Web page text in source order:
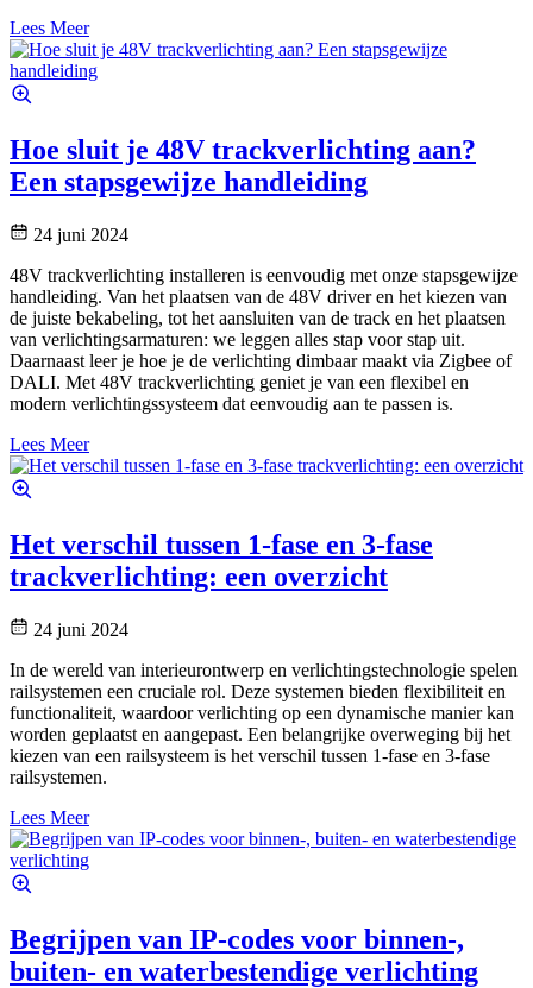
Lees Meer
Hoe sluit je 48V trackverlichting aan?
Een stapsgewijze handleiding
24 juni 2024
48V trackverlichting installeren is eenvoudig met onze stapsgewijze
handleiding. Van het plaatsen van de 48V driver en het kiezen van
de juiste bekabeling, tot het aansluiten van de track en het plaatsen
van verlichtingsarmaturen: we leggen alles stap voor stap uit.
Daarnaast leer je hoe je de verlichting dimbaar maakt via Zigbee of
DALI. Met 48V trackverlichting geniet je van een flexibel en
modern verlichtingssysteem dat eenvoudig aan te passen is.
Lees Meer
Het verschil tussen 1-fase en 3-fase
trackverlichting: een overzicht
24 juni 2024
In de wereld van interieurontwerp en verlichtingstechnologie spelen
railsystemen een cruciale rol. Deze systemen bieden flexibiliteit en
functionaliteit, waardoor verlichting op een dynamische manier kan
worden geplaatst en aangepast. Een belangrijke overweging bij het
kiezen van een railsysteem is het verschil tussen 1-fase en 3-fase
railsystemen.
Lees Meer
Begrijpen van IP-codes voor binnen-,
buiten- en waterbestendige verlichting